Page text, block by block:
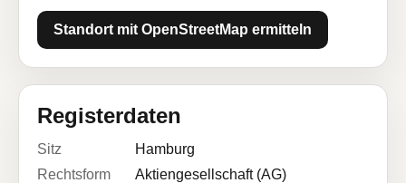
Standort mit OpenStreetMap ermitteln
Registerdaten
Sitz
Hamburg
Rechtsform
Aktiengesellschaft (AG)